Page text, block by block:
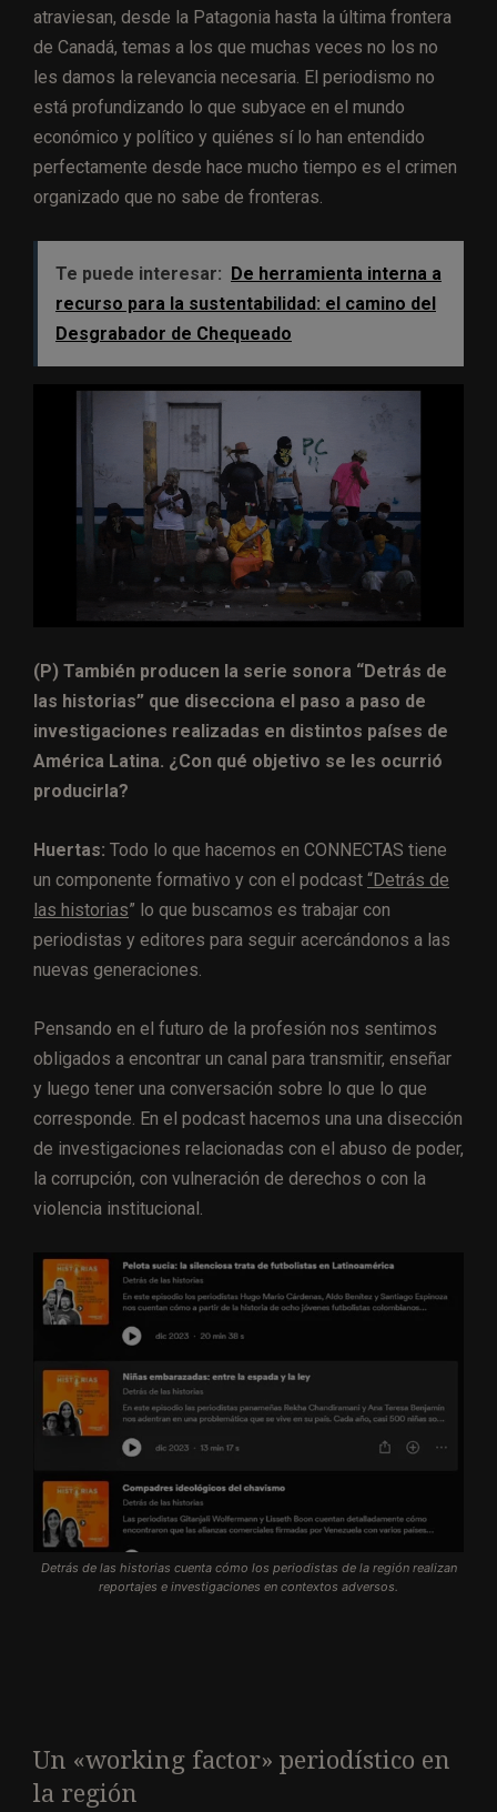
atraviesan, desde la Patagonia hasta la última frontera
de Canadá, temas a los que muchas veces no los no
les damos la relevancia necesaria. El periodismo no
está profundizando lo que subyace en el mundo
económico y político y quiénes sí lo han entendido
perfectamente desde hace mucho tiempo es el crimen
organizado que no sabe de fronteras.
Te puede interesar:
De herramienta interna a
recurso para la sustentabilidad: el camino del
Desgrabador de Chequeado
(P) También producen la serie sonora “Detrás de
las historias” que disecciona el paso a paso de
investigaciones realizadas en distintos países de
América Latina. ¿Con qué objetivo se les ocurrió
producirla?
Huertas: Todo lo que hacemos en CONNECTAS tiene
un componente formativo y con el podcast “Detrás de
las historias” lo que buscamos es trabajar con
periodistas y editores para seguir acercándonos a las
nuevas generaciones.
Pensando en el futuro de la profesión nos sentimos
obligados a encontrar un canal para transmitir, enseñar
y luego tener una conversación sobre lo que lo que
corresponde. En el podcast hacemos una una disección
de investigaciones relacionadas con el abuso de poder,
la corrupción, con vulneración de derechos o con la
violencia institucional.
Detrás de las historias cuenta cómo los periodistas de la región realizan
reportajes e investigaciones en contextos adversos.
Un «working factor» periodístico en
la región